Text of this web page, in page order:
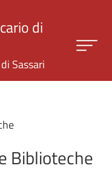
di
Sassari
Biblioteche